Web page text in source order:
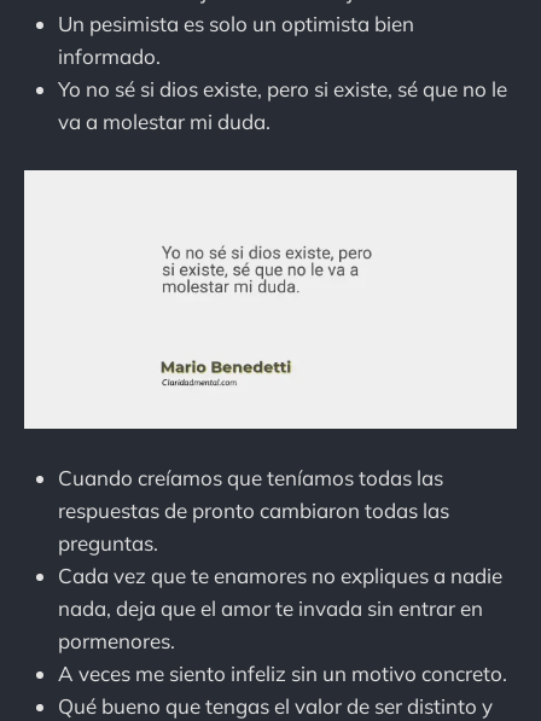
Un pesimista es solo un optimista bien
informado.
Yo no sé si dios existe, pero si existe, sé que no le
va a molestar mi duda.
Cuando creíamos que teníamos todas las
respuestas de pronto cambiaron todas las
preguntas.
Cada vez que te enamores no expliques a nadie
nada, deja que el amor te invada sin entrar en
pormenores.
A veces me siento infeliz sin un motivo concreto.
Qué bueno que tengas el valor de ser distinto y